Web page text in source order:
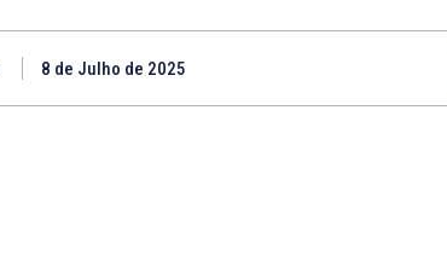
8 de Julho de 2025